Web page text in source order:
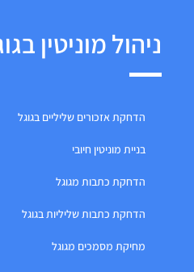
ניהול מוניטין
הדחקת אזכורים שליליים בגוגל
בניית מוניטין חיובי
הדחקת כתבות מגוגל
הדחקת כתבות שליליות בגוגל
מחיקת מסמכים מגוגל